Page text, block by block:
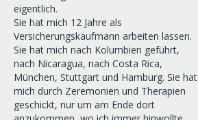
eigentlich.
Sie hat mich 12 Jahre als
Versicherungskaufmann arbeiten lassen.
Sie hat mich nach Kolumbien geführt,
nach Nicaragua, nach Costa Rica,
München, Stuttgart und Hamburg. Sie hat
mich durch Zeremonien und Therapien
geschickt, nur um am Ende dort